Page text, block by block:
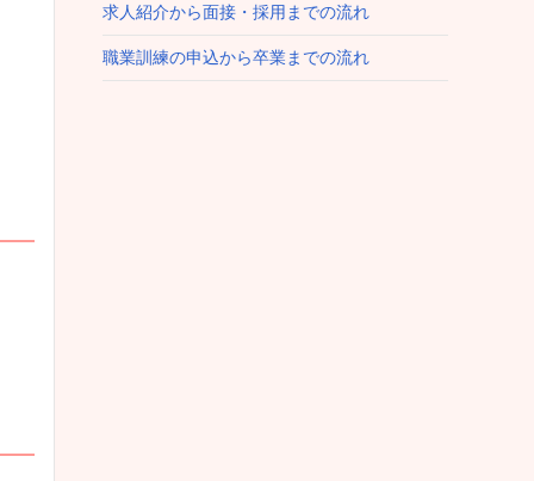
求人紹介から面接・採用までの流れ
職業訓練の申込から卒業までの流れ